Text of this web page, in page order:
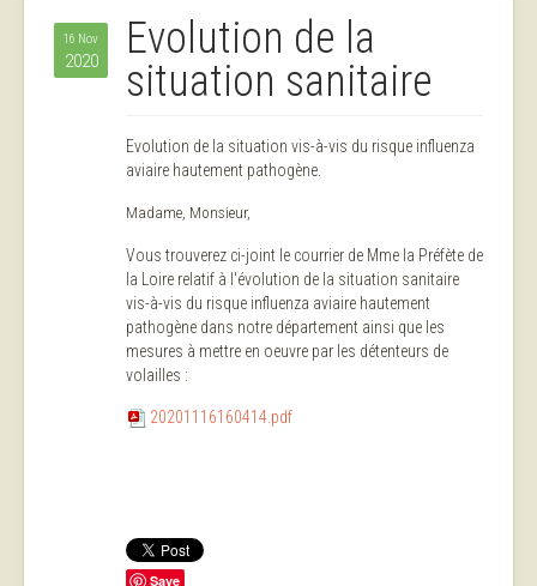
16 Nov
2020
Evolution de la
situation sanitaire
Evolution de la situation vis-à-vis du risque influenza
aviaire hautement pathogène.
Madame, Monsieur,
Vous trouverez ci-joint le courrier de Mme la Préfète de
la Loire relatif à l'évolution de la situation sanitaire
vis-à-vis du risque influenza aviaire hautement
pathogène dans notre département ainsi que les
mesures à mettre en oeuvre par les détenteurs de
volailles :
20201116160414.pdf
Save